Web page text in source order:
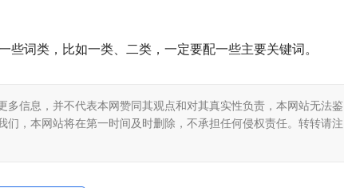
词类，比如一类、二类，一定要配一些主要关键词。
信息，并不代表本网赞同其观点和对其真实性负责，本网站无法鉴
，本网站将在第一时间及时删除，不承担任何侵权责任。转转请注